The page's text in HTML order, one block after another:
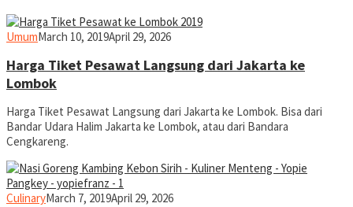
Umumyopiefranz
March 10, 2019April 29, 2026
Harga Tiket Pesawat Langsung dari Jakarta ke
Lombok
Harga Tiket Pesawat Langsung dari Jakarta ke Lombok. Bisa dari
Bandar Udara Halim Jakarta ke Lombok, atau dari Bandara
Cengkareng.
Culinaryyopiefranz
March 7, 2019April 29, 2026